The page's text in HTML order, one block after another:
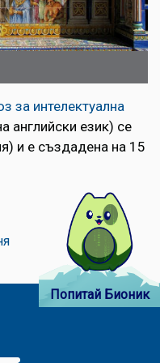
за интелектуална
английски език) се
и е създадена на 15
Попитай Бионик